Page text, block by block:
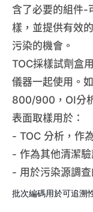
含了必要的組件-
樣，並提供有效
污染的機會。
TOC採樣試劑盒
儀器一起使用。
800/900，OI分
表面取樣用於：
- TOC 分析，作
- 作為其他清潔驗
- 用於污染源調
批次編碼用於可追溯